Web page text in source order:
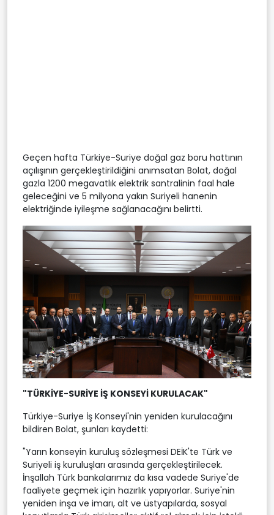
Geçen hafta Türkiye-Suriye doğal gaz boru hattının
açılışının gerçekleştirildiğini anımsatan Bolat, doğal
gazla 1200 megavatlık elektrik santralinin faal hale
geleceğini ve 5 milyona yakın Suriyeli hanenin
elektriğinde iyileşme sağlanacağını belirtti.
"TÜRKİYE-SURİYE İŞ KONSEYİ KURULACAK"
Türkiye-Suriye İş Konseyi'nin yeniden kurulacağını
bildiren Bolat, şunları kaydetti:
"Yarın konseyin kuruluş sözleşmesi DEİK'te Türk ve
Suriyeli iş kuruluşları arasında gerçekleştirilecek.
İnşallah Türk bankalarımız da kısa vadede Suriye'de
faaliyete geçmek için hazırlık yapıyorlar. Suriye'nin
yeniden inşa ve imarı, alt ve üstyapılarda, sosyal